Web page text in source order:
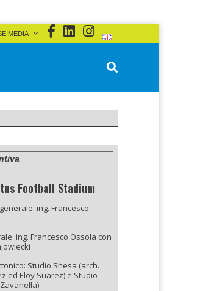
Football Stadium
ing. Francesco
ing. Francesco Ossola con
Studio Shesa (arch.
ed Eloy Suarez) e Studio